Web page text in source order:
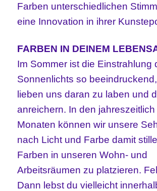
Farben unterschiedlichen
eine Innovation in ihrer
FARBEN IN DEINEM
Im Sommer ist die Einstrahlung
Sonnenlichts so
lieben uns daran zu laben und
anreichern. In den
Monaten können wir unsere
nach Licht und Farbe damit
Farben in unseren Wohn- und
Arbeitsräumen zu platzieren.
Dann lebst du vielleicht